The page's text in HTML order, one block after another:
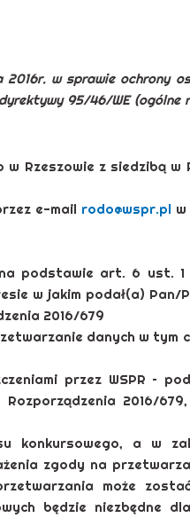
w sprawie ochrony
95/46/WE (ogólne
Rzeszowie z siedzibą w
e-mail rodo@wspr.pl
podstawie art. 6 ust.
w jakim podał(a) Pan/
2016/679
danych w tym
przez WSPR –
2016/
konkursowego, a w
zgody na
może
będzie niezbędne